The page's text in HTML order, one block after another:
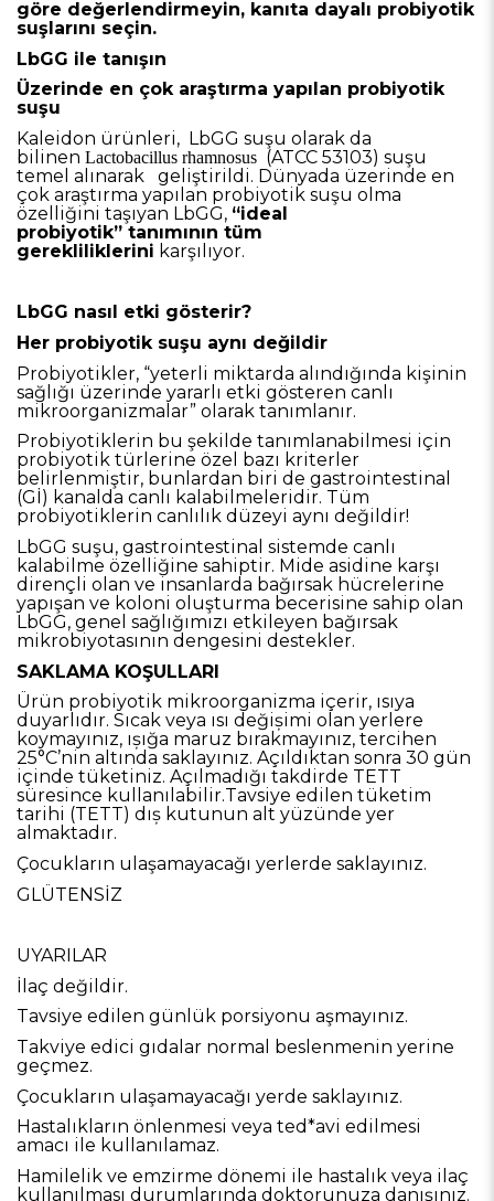
göre değerlendirmeyin, kanıta dayalı probiyotik
suşlarını seçin.
LbGG ile tanışın
Üzerinde en çok araştırma yapılan probiyotik
suşu
Kaleidon ürünleri, LbGG suşu olarak da
bilinen Lactobacillus rhamnosus (ATCC 53103) suşu
temel alınarak geliştirildi. Dünyada üzerinde en
çok araştırma yapılan probiyotik suşu olma
özelliğini taşıyan LbGG, “ideal
probiyotik” tanımının tüm
gerekliliklerini karşılıyor.
LbGG nasıl etki gösterir?
Her probiyotik suşu aynı değildir
Probiyotikler, “yeterli miktarda alındığında kişinin
sağlığı üzerinde yararlı etki gösteren canlı
mikroorganizmalar” olarak tanımlanır.
Probiyotiklerin bu şekilde tanımlanabilmesi için
probiyotik türlerine özel bazı kriterler
belirlenmiştir, bunlardan biri de gastrointestinal
(Gİ) kanalda canlı kalabilmeleridir. Tüm
probiyotiklerin canlılık düzeyi aynı değildir!
LbGG suşu, gastrointestinal sistemde canlı
kalabilme özelliğine sahiptir. Mide asidine karşı
dirençli olan ve insanlarda bağırsak hücrelerine
yapışan ve koloni oluşturma becerisine sahip olan
LbGG, genel sağlığımızı etkileyen bağırsak
mikrobiyotasının dengesini destekler.
SAKLAMA KOŞULLARI
Ürün probiyotik mikroorganizma içerir, ısıya
duyarlıdır. Sıcak veya ısı değișimi olan yerlere
koymayınız, ıșığa maruz bırakmayınız, tercihen
25°C’nin altında saklayınız. Açıldıktan sonra 30 gün
içinde tüketiniz. Açılmadığı takdirde TETT
süresince kullanılabilir.Tavsiye edilen tüketim
tarihi (TETT) dıș kutunun alt yüzünde yer
almaktadır.
Çocukların ulaşamayacağı yerlerde saklayınız.
GLÜTENSİZ
UYARILAR
İlaç değildir.
Tavsiye edilen günlük porsiyonu aşmayınız.
Takviye edici gıdalar normal beslenmenin yerine
geçmez.
Çocukların ulaşamayacağı yerde saklayınız.
Hastalıkların önlenmesi veya ted*avi edilmesi
amacı ile kullanılamaz.
Hamilelik ve emzirme dönemi ile hastalık veya ilaç
kullanılması durumlarında doktorunuza danışınız.